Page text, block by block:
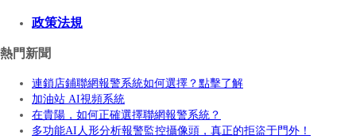
政策法規
熱門新聞
連鎖店鋪聯網報警系統如何選擇？點擊了解
加油站 AI視頻系統
在貴陽，如何正確選擇聯網報警系統？
多功能AI人形分析報警監控攝像頭，真正的拒盜于門外！